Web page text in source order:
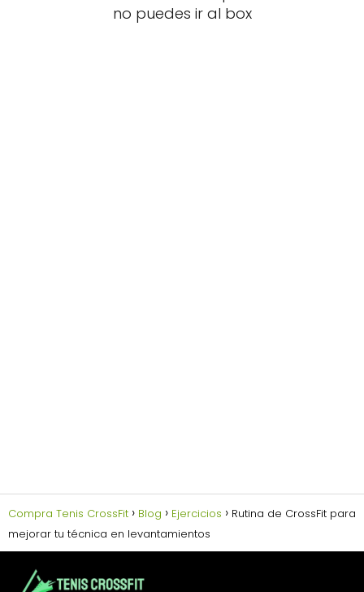
no puedes ir al box
Compra Tenis CrossFit Blog Ejercicios
Rutina de CrossFit para
mejorar tu técnica en levantamientos